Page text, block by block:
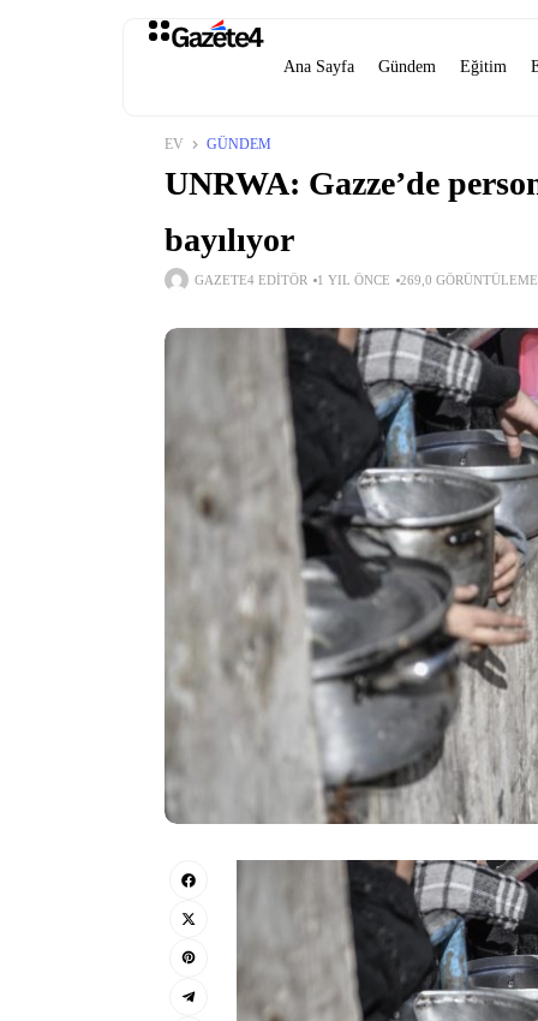
Ana Sayfa Gündem Eğitim
EV GÜNDEM
UNRWA: Gazze’de
bayılıyor
GAZETE4 EDITÖR 1 YIL ÖNCE 269,0 GÖRÜNTÜLEME